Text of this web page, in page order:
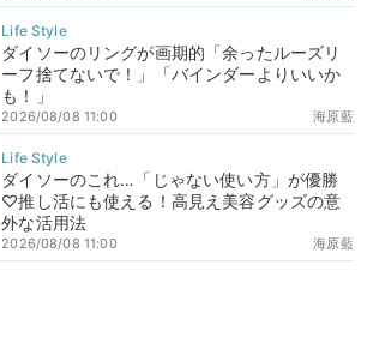
ダイソーのリングが画期的「余ったルーズリ
ーフ捨てないで！」「バインダーよりいいか
も！」
海原藍
2026/08/08 11:00
ダイソーのこれ…「じゃない使い方」が優勝
♡推し活にも使える！高見え美容グッズの意
外な活用法
海原藍
2026/08/08 11:00